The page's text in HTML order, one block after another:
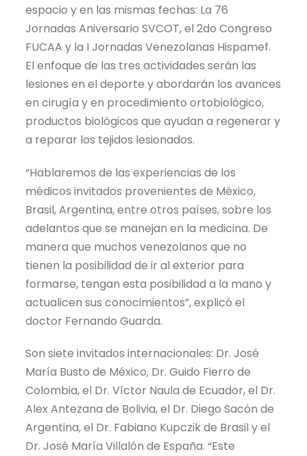
espacio y en las mismas fechas: La 76
Jornadas Aniversario SVCOT, el 2do Congreso
FUCAA y la I Jornadas Venezolanas Hispamef.
El enfoque de las tres actividades serán las
lesiones en el deporte y abordarán los avances
en cirugía y en procedimiento ortobiológico,
productos biológicos que ayudan a regenerar y
a reparar los tejidos lesionados.
“Hablaremos de las experiencias de los
médicos invitados provenientes de México,
Brasil, Argentina, entre otros países, sobre los
adelantos que se manejan en la medicina. De
manera que muchos venezolanos que no
tienen la posibilidad de ir al exterior para
formarse, tengan esta posibilidad a la mano y
actualicen sus conocimientos”, explicó el
doctor Fernando Guarda.
Son siete invitados internacionales: Dr. José
María Busto de México, Dr. Guido Fierro de
Colombia, el Dr. Víctor Naula de Ecuador, el Dr.
Alex Antezana de Bolivia, el Dr. Diego Sacón de
Argentina, el Dr. Fabiano Kupczik de Brasil y el
Dr. José María Villalón de España. “Este